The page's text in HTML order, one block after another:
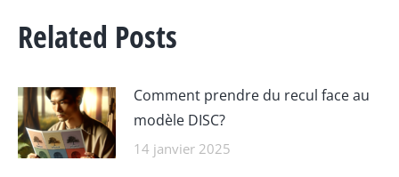
Related Posts
Comment prendre du recul face au
modèle DISC?
14 janvier 2025